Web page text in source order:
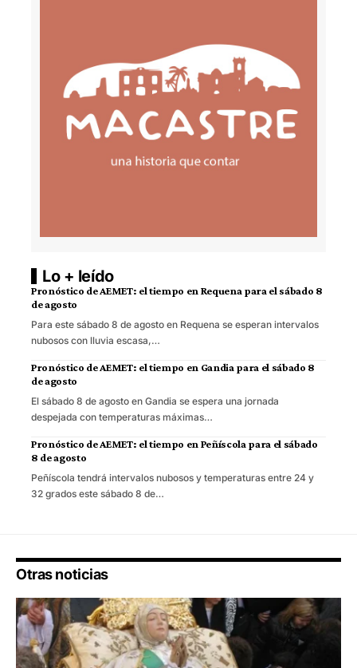
Lo + leído
Pronóstico de AEMET: el tiempo en Requena para el sábado 8
de agosto
Para este sábado 8 de agosto en Requena se esperan intervalos
nubosos con lluvia escasa,…
Pronóstico de AEMET: el tiempo en Gandia para el sábado 8
de agosto
El sábado 8 de agosto en Gandia se espera una jornada
despejada con temperaturas máximas…
Pronóstico de AEMET: el tiempo en Peñíscola para el sábado
8 de agosto
Peñíscola tendrá intervalos nubosos y temperaturas entre 24 y
32 grados este sábado 8 de…
Otras noticias